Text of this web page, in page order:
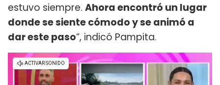
estuvo siempre. Ahora encontró un lugar
donde se siente cómodo y se animó a
dar este paso”, indicó Pampita.